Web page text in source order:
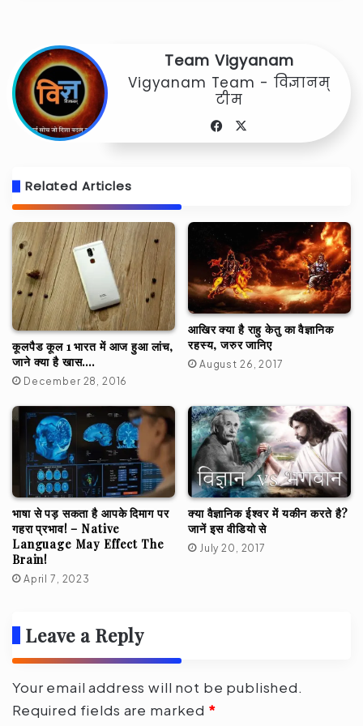
Team Vigyanam
Vigyanam Team - विज्ञानम्
टीम
Facebook
Related Articles
कूलपैड कूल 1 भारत में आज हुआ लांच,
जाने क्या है खास….
December 28, 2016
आखिर क्या है राहु केतु का वैज्ञानिक
रहस्य, जरुर जानिए
August 26, 2017
भाषा से पड़ सकता है आपके दिमाग पर
गहरा प्रभाव! – Native
Language May Effect The
Brain!
April 7, 2023
क्या वैज्ञानिक ईश्वर में यकीन करते है?
जानें इस वीडियो से
July 20, 2017
Leave a Reply
Your email address will not be published.
Required fields are marked *